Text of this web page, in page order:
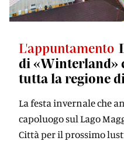
L'appuntamento
di «Winterland»
tutta la regione
La festa invernale che
capoluogo sul Lago
Città per il prossimo